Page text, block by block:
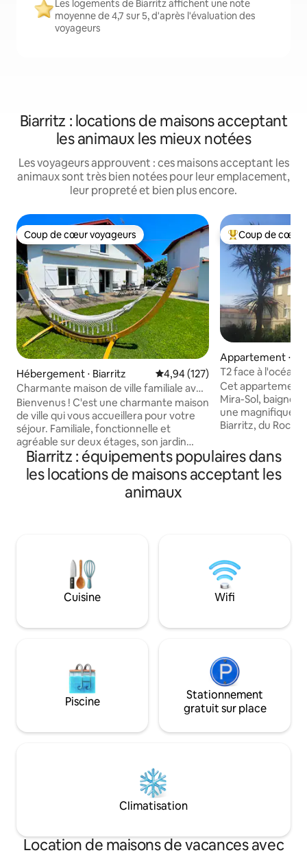
Les logements de Biarritz affichent une note
moyenne de 4,7 sur 5, d'après l'évaluation des
voyageurs
Biarritz : locations de maisons acceptant
les animaux les mieux notées
Les voyageurs approuvent : ces maisons acceptant les
animaux sont très bien notées pour leur emplacement,
leur propreté et bien plus encore.
Coup de cœur voyageurs
Coup de cœur voyageurs
Hébergement ⋅ Biarritz Évaluation moyenne sur la
4,94 (127)
Charmante maison de ville familiale avec
jardin
Bienvenus ! C'est une charmante maison
de ville qui vous accueillera pour votre
séjour. Familiale, fonctionnelle et
agréable sur deux étages, son jardin
orienté vers le sud est juste parfait pour
les petits déjeuners en terrasse avant de
filer à la plage. Nichée dans un quartier
calme, la maison combine la proximité au
gare SNCF à 5 minutes.
Coups de cœur
Coup de cœur
Appartement ⋅
T2 face à l'océan,
nouveau
Cet appartement
Mira-Sol, baigné
une magnifique
Biarritz, du
chaque soir. Ce
insonorisé est en
récemment
Biarritz : équipements populaires dans
les locations de maisons acceptant les
animaux
Cuisine Wifi
Piscine
Stationnement
gratuit sur place
Climatisation
Location de maisons de vacances avec